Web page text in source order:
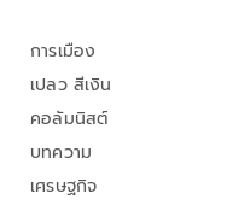
การเมือง
เปลว สีเงิน
คอลัมนิสต์
บทความ
เศรษฐกิจ